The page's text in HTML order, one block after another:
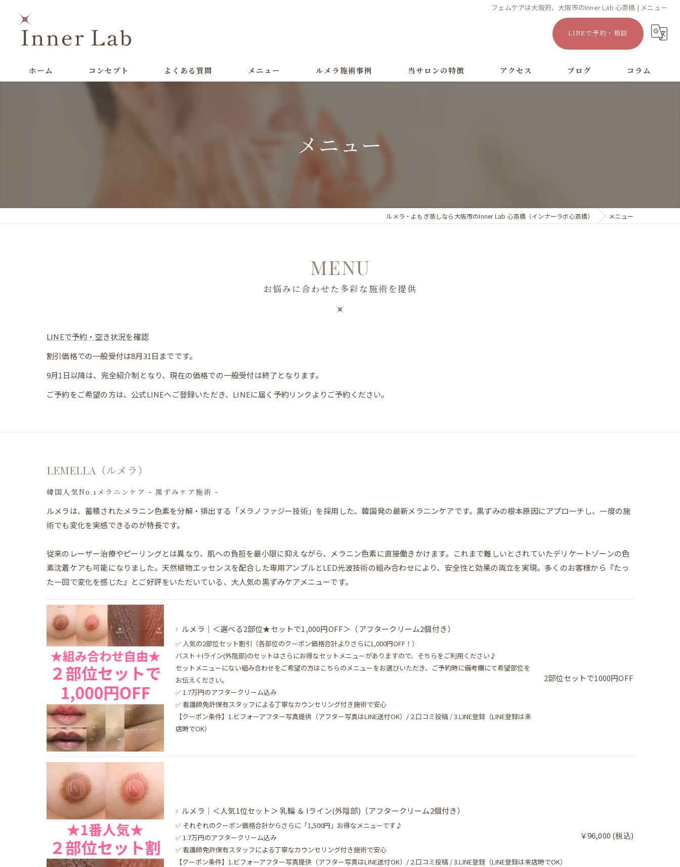
フェムケアは大阪府、大阪市のInner Lab 心斎橋 | メニュー
LINEで予約・相談
ホーム コンセプト よくある質問 メニュー ルメラ施術事例 当サロンの特徴 アクセス ブログ コラム
メニュー
ルメラ・よもぎ蒸しなら大阪市のInner Lab 心斎橋（インナーラボ心斎橋） メニュー
お悩みに合わせた多彩な施術を提供
MENU
LINEで予約・空き状況を確認
割引価格での一般受付は8月31日までです。
9月1日以降は、完全紹介制となり、現在の価格での一般受付は終了となります。
ご予約をご希望の方は、公式LINEへご登録いただき、LINEに届く予約リンクよりご予約ください。
LEMELLA（ルメラ）
韓国人気No.1メラニンケア - 黒ずみケア施術 -
ルメラは、蓄積されたメラニン色素を分解・排出する「メラノファジー技術」を採用した、韓国発の最新メラニンケアです。黒ずみの根本原因にアプローチし、一度の施
術でも変化を実感できるのが特長です。
従来のレーザー治療やピーリングとは異なり、肌への負担を最小限に抑えながら、メラニン色素に直接働きかけます。これまで難しいとされていたデリケートゾーンの色
素沈着ケアも可能になりました。天然植物エッセンスを配合した専用アンプルとLED光波技術の組み合わせにより、安全性と効果の両立を実現。多くのお客様から『たっ
た一回で変化を感じた』とご好評をいただいている、大人気の黒ずみケアメニューです。
ルメラ｜＜選べる2部位★セットで1,000円OFF＞（アフタークリーム2個付き）
✅ 人気の2部位セット割引（各部位のクーポン価格合計よりさらに1,000円OFF！）
バスト＋Iライン(外陰部)のセットはさらにお得なセットメニューがありますので、そちらをご利用ください♪
セットメニューにない組み合わせをご希望の方はこちらのメニューをお選びいただき、ご予約時に備考欄にて希望部位を
お伝えください。
✅ 1.7万円のアフタークリーム込み
✅ 看護師免許保有スタッフによる丁寧なカウンセリング付き施術で安心
【クーポン条件】1.ビフォーアフター写真提供（アフター写真はLINE送付OK）/ 2.口コミ投稿 / 3.LINE登録（LINE登録は来
店時でOK）
2部位セットで1000円OFF
ルメラ｜＜人気1位セット＞ 乳輪 ＆ Iライン(外陰部)（アフタークリーム2個付き）
✅ それぞれのクーポン価格合計からさらに「1,500円」お得なメニューです♪
✅ 1.7万円のアフタークリーム込み
✅ 看護師免許保有スタッフによる丁寧なカウンセリング付き施術で安心
【クーポン条件】1.ビフォーアフター写真提供（アフター写真はLINE送付OK）/ 2.口コミ投稿 / 3.LINE登録（LINE登録は来店時でOK）
￥96,000 (税込)